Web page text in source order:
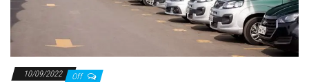
10/09/2022 Off